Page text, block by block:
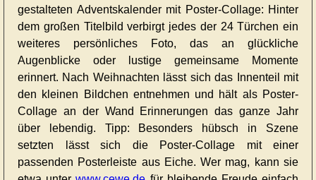
gestalteten Adventskalender mit Poster-Collage: Hinter
dem großen Titelbild verbirgt jedes der 24 Türchen ein
weiteres persönliches Foto, das an glückliche
Augenblicke oder lustige gemeinsame Momente
erinnert. Nach Weihnachten lässt sich das Innenteil mit
den kleinen Bildchen entnehmen und hält als Poster-
Collage an der Wand Erinnerungen das ganze Jahr
über lebendig. Tipp: Besonders hübsch in Szene
setzten lässt sich die Poster-Collage mit einer
passenden Posterleiste aus Eiche. Wer mag, kann sie